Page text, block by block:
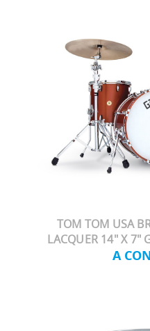
TOM TOM USA
LACQUER 14" X 7"
A